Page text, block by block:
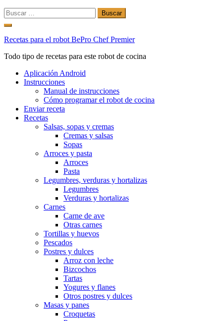
Buscar:
Ir
contenido
Recetas para el robot BePro Chef Premier
Todo tipo de recetas para este robot de cocina
Aplicación Android
Instrucciones
Manual de instrucciones
Cómo programar el robot de cocina
Enviar receta
Recetas
Salsas, sopas y cremas
Cremas y salsas
Sopas
Arroces y pasta
Arroces
Pasta
Legumbres, verduras y hortalizas
Legumbres
Verduras y hortalizas
Carnes
Carne de ave
Otras carnes
Tortillas y huevos
Pescados
Postres y dulces
Arroz con leche
Bizcochos
Tartas
Yogures y flanes
Otros postres y dulces
Masas y panes
Croquetas